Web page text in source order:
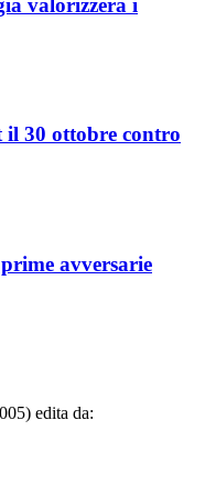
valorizzerà i
30 ottobre contro
avversarie
edita da: